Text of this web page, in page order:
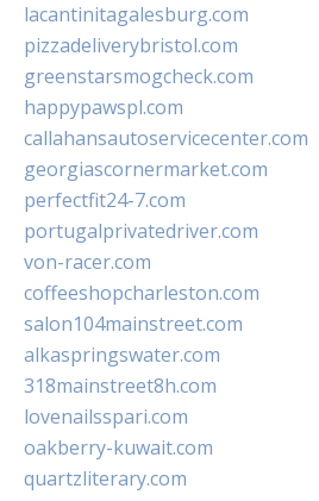
lacantinitagalesburg.com
pizzadeliverybristol.com
greenstarsmogcheck.com
happypawspl.com
callahansautoservicecenter.com
georgiascornermarket.com
perfectfit24-7.com
portugalprivatedriver.com
von-racer.com
coffeeshopcharleston.com
salon104mainstreet.com
alkaspringswater.com
318mainstreet8h.com
lovenailsspari.com
oakberry-kuwait.com
quartzliterary.com